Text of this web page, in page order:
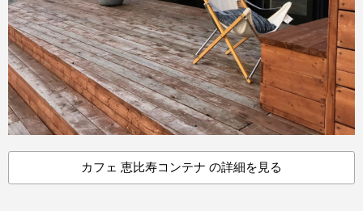
カフェ 恵比寿コンテナ の詳細を見る